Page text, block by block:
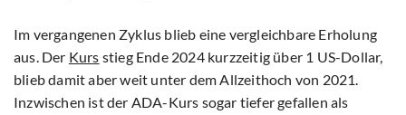
Im vergangenen Zyklus blieb eine vergleichbare Erholung
aus. Der Kurs stieg Ende 2024 kurzzeitig über 1 US-Dollar,
blieb damit aber weit unter dem Allzeithoch von 2021.
Inzwischen ist der ADA-Kurs sogar tiefer gefallen als